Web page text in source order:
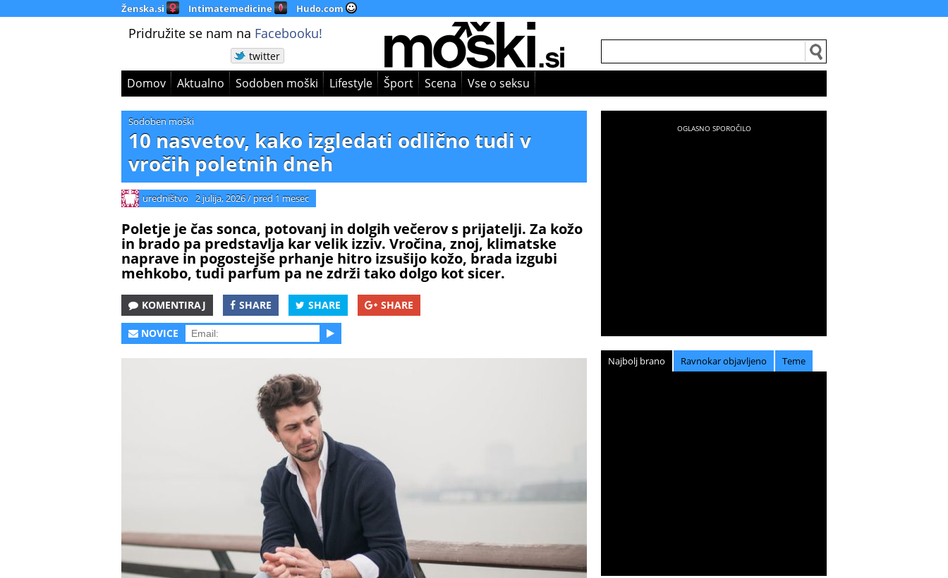
Ženska.si Intimatemedicine Hudo.com
Pridružite se nam na Facebooku!
twitter
Domov Aktualno Sodoben moški Lifestyle Šport Scena Vse o seksu
Sodoben moški
10 nasvetov, kako izgledati odlično tudi v
vročih poletnih dneh
uredništvo 2 julija, 2026/ pred 1 mesec
Poletje je čas sonca, potovanj in dolgih večerov s prijatelji. Za kožo
in brado pa predstavlja kar velik izziv. Vročina, znoj, klimatske
naprave in pogostejše prhanje hitro izsušijo kožo, brada izgubi
mehkobo, tudi parfum pa ne zdrži tako dolgo kot sicer.
KOMENTIRAJ SHARE SHARE SHARE
NOVICE
Najbolj brano Ravnokar objavljeno Teme